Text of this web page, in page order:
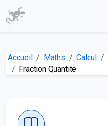
Accueil Maths Calcul
Fraction Quantite